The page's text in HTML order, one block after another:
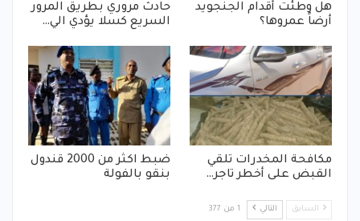
هل وطئت أقدام الجنجويد
أرضاً عمروها؟
حادث مروري بطريق المرور
السريع كسلا يؤدي الي…
مكافحة المخدرات تلقي
القبض على أخطر تاجر…
ضبط اكثر من 2000 قندول
بنقو بالفولة
السابق التالي 1 من 377